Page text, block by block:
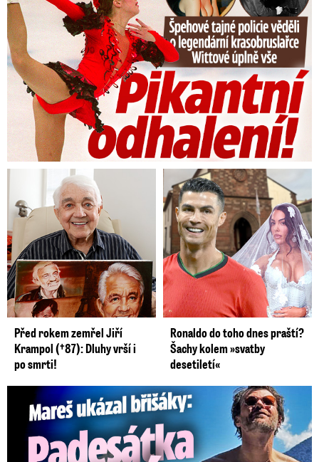
Před rokem zemřel Jiří
Krampol (†87): Dluhy vrší i
po smrti!
Ronaldo do toho dnes praští?
Šachy kolem »svatby
desetiletí«
Mareš v dokonalé formě ukázal břišáky: Padesátka není znát